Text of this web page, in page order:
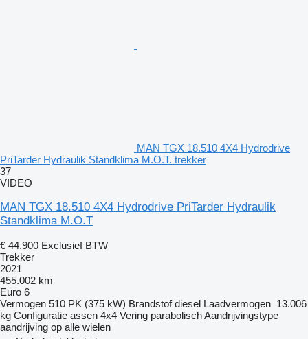
MAN TGX 18.510 4X4 Hydrodrive
PriTarder Hydraulik Standklima M.O.T. trekker
37
VIDEO
MAN TGX 18.510 4X4 Hydrodrive PriTarder Hydraulik
Standklima M.O.T
€ 44.900 Exclusief BTW
Trekker
2021
455.002 km
Euro 6
Vermogen 510 PK (375 kW) Brandstof diesel Laadvermogen 13.006
kg Configuratie assen 4x4 Vering parabolischAandrijvingstype
aandrijving op alle wielen